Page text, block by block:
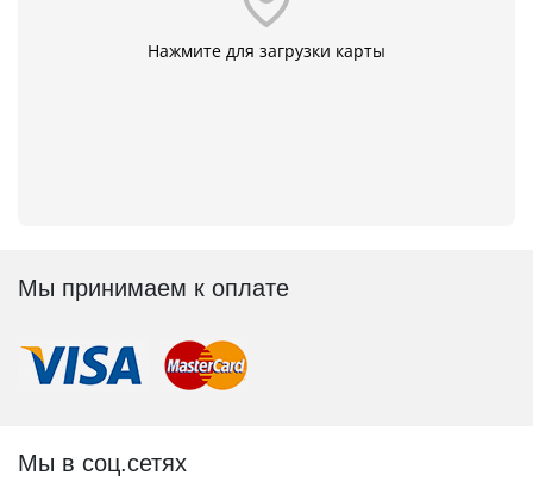
Нажмите для загрузки карты
Мы принимаем к оплате
Мы в соц.сетях